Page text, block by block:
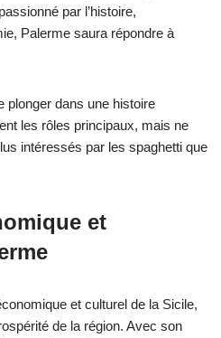
par l’histoire,
Palerme saura répondre à
plonger dans une histoire
les rôles principaux, mais ne
intéressés par les spaghetti que
et
et culturel de la Sicile,
de la région. Avec son